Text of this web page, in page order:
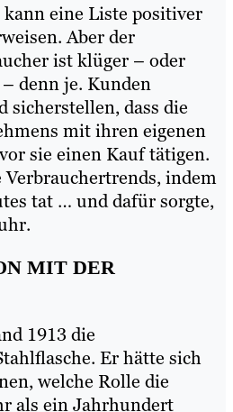
eine Liste positiver
Aber der
ist klüger – oder
denn je. Kunden
sicherstellen, dass die
mit ihren eigenen
sie einen Kauf tätigen.
indem
tat … und dafür sorgte,
MIT DER
1913 die
Er hätte sich
welche Rolle die
als ein Jahrhundert